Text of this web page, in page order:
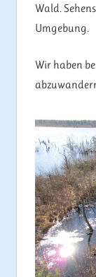
Wald.
Umgebung.
Wir haben